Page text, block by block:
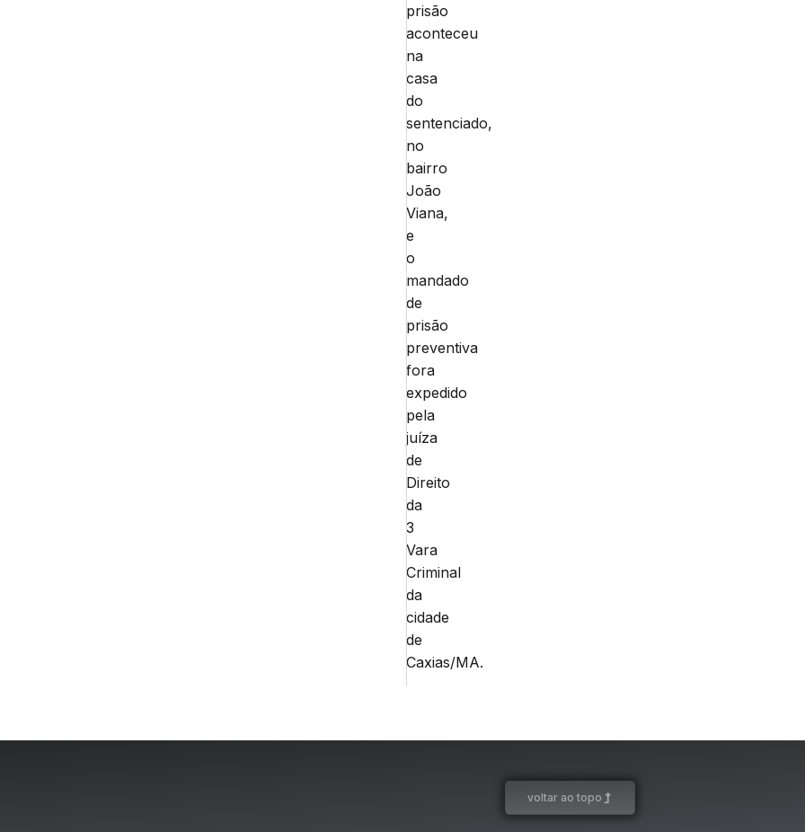
prisão
aconteceu
na
casa
do
sentenciado,
no
bairro
João
Viana,
e
o
mandado
de
prisão
preventiva
fora
expedido
pela
juíza
de
Direito
da
3
Vara
Criminal
da
cidade
de
Caxias/MA.
voltar ao topo